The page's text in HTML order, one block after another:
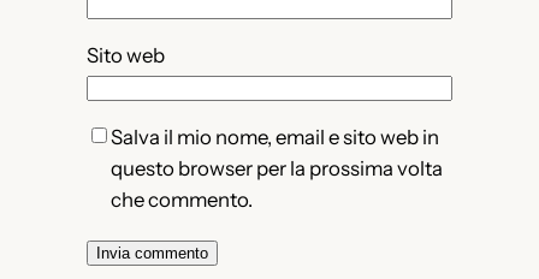
Sito web
Salva il mio nome, email e sito web in
questo browser per la prossima volta
che commento.